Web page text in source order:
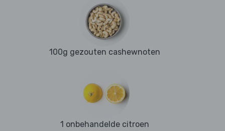
100g gezouten cashewnoten
1 onbehandelde citroen